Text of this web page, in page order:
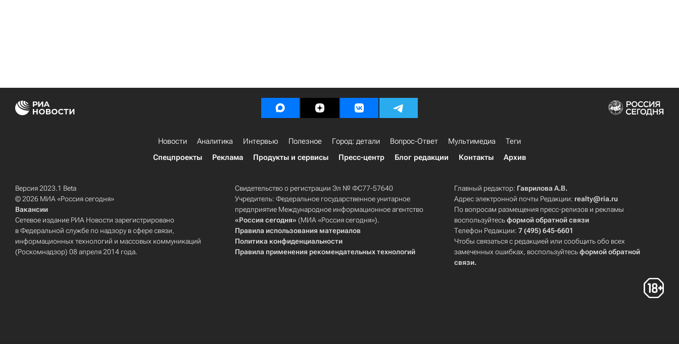
Новости Аналитика Интервью Полезное Город: детали Вопрос-Ответ Мультимедиа
Теги
Спецпроекты
Реклама Продукты и сервисы Пресс-центр Блог редакции Контакты Архив
Версия 2023.1 Beta
© 2026 МИА «Россия сегодня»
Вакансии
Сетевое издание РИА Новости зарегистрировано
в Федеральной службе по надзору в сфере связи,
информационных технологий и массовых коммуникаций
(Роскомнадзор) 08 апреля 2014 года.
Свидетельство о регистрации Эл № ФС77-57640
Учредитель: Федеральное государственное унитарное
предприятие Международное информационное агентство
«Россия сегодня» (МИА «Россия сегодня»).
Правила использования материалов
Политика конфиденциальности
Правила применения рекомендательных технологий
Главный редактор: Гаврилова А.В.
Адрес электронной почты Редакции: realty@ria.ru
По вопросам размещения пресс-релизов и рекламы
воспользуйтесьформой обратной связи
Телефон Редакции:7 (495) 645-6601
Чтобы связаться с редакцией или сообщить обо всех
замеченных ошибках, воспользуйтесьформой обратной
связи.